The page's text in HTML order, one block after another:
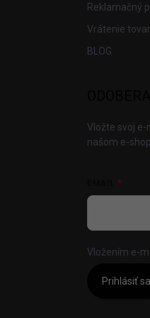
Reklamačný
Vrátenie
BLOG
Vložte svoj
našom e-
Vložením e-
Prihlásiť sa